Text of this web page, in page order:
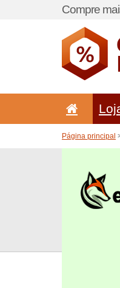
Compre
Página principal